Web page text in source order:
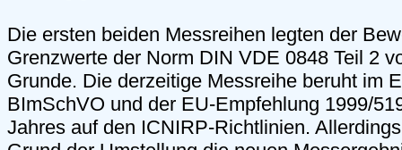
Die ersten beiden Messreihen legten der
Grenzwerte der Norm DIN VDE 0848 Teil 2
Grunde. Die derzeitige Messreihe beruht im
BImSchVO und der EU-Empfehlung 1999/
Jahres auf den ICNIRP-Richtlinien.